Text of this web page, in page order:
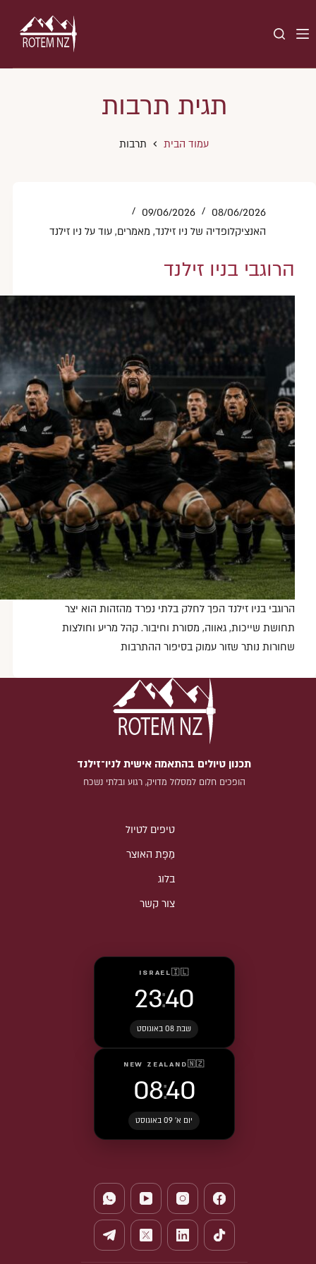
תגית תרבות
עמוד הבית תרבות
08/06/2026
09/06/2026
האנציקלופדיה של ניו זילנד, מאמרים, עוד על ניו זילנד
הרוגבי בניו זילנד
הרוגבי בניו זילנד הפך לחלק בלתי נפרד מהזהות הוא יצר
תחושת שייכות, גאווה, מסורת וחיבור. קהל מריע וחולצות
שחורות נותר שזור עמוק בסיפור ההתרבות
תכנון טיולים בהתאמה אישית לניו־זילנד
הופכים חלום למסלול מדויק, רגוע ובלתי נשכח
טיפים לטיול
מַפָּת האוצר
בלוג
צור קשר
ISRAEL🇮🇱
23:40
שבת 08 באוגוסט
NEW ZEALAND🇳🇿
08:40
יום א׳ 09 באוגוסט